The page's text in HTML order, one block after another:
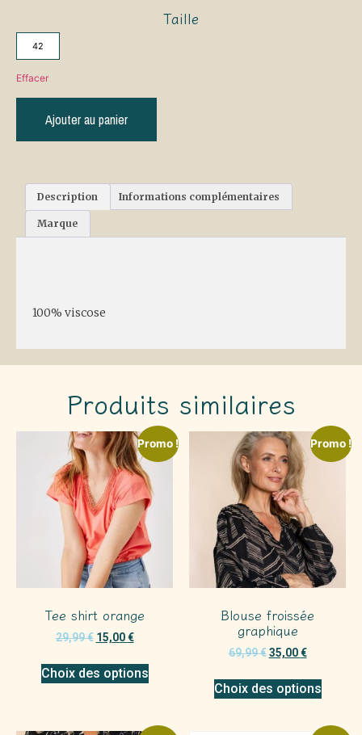
Taille
42
Effacer
Ajouter au panier
Description Informations complémentaires
Marque
100% viscose
Produits similaires
Promo !
Tee shirt orange
29,99€ 15,00€
Choix des options
Promo !
Blouse froissée
graphique
69,99€ 35,00€
Choix des options